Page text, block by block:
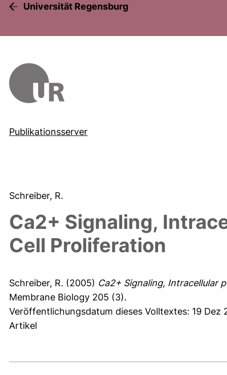
Universität Regensburg
Publikationsserver
Schreiber, R.
Ca2+ Signaling,
Cell Proliferation
Schreiber, R. (2005) Ca2+ Signaling, Intracellular
Membrane Biology 205 (3).
Veröffentlichungsdatum dieses Volltextes: 19 Dez
Artikel